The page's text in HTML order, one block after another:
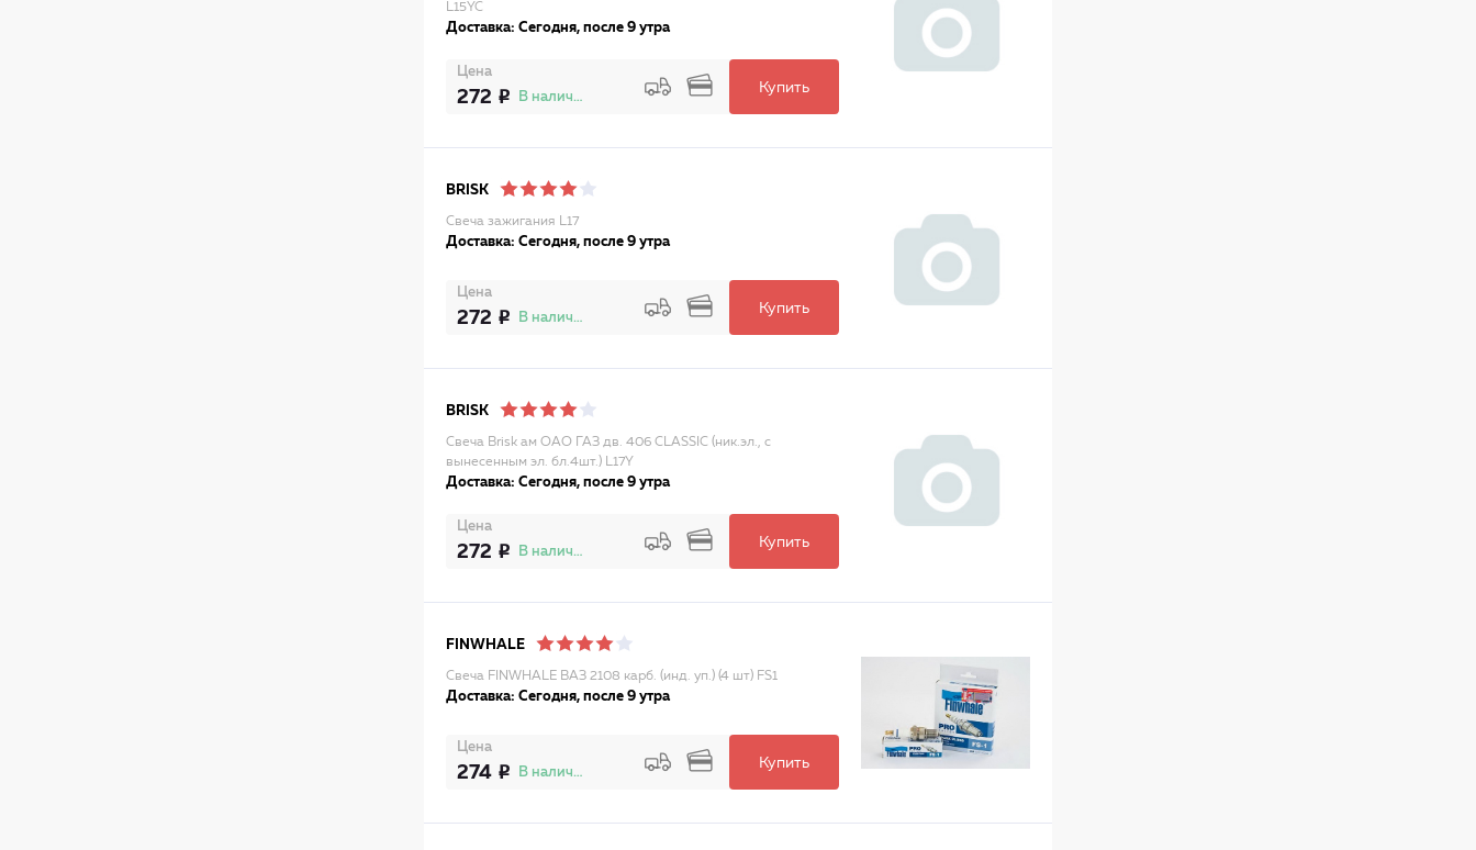
L15YC
Доставка: Сегодня, после 9 утра
Цена
272 В наличии
Купить
BRISK
Свеча зажигания L17
Доставка: Сегодня, после 9 утра
Цена
272 В наличии
Купить
BRISK
Свеча Brisk ам ОАО ГАЗ дв. 406 CLASSIC (ник.эл., с
вынесенным эл. бл.4шт.) L17Y
Доставка: Сегодня, после 9 утра
Цена
272 В наличии
Купить
FINWHALE
Свеча FINWHALE ВАЗ 2108 карб. (инд. уп.) (4 шт) FS1
Доставка: Сегодня, после 9 утра
Цена
274 В наличии
Купить